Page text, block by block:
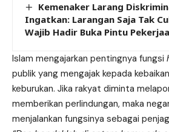
Kemenaker Larang
Ingatkan: Larangan Saja Tak
Wajib Hadir Buka Pintu
Islam mengajarkan pentingnya fungsi
publik yang mengajak kepada
keburukan. Jika rakyat diminta
memberikan perlindungan, maka
menjalankan fungsinya sebagai